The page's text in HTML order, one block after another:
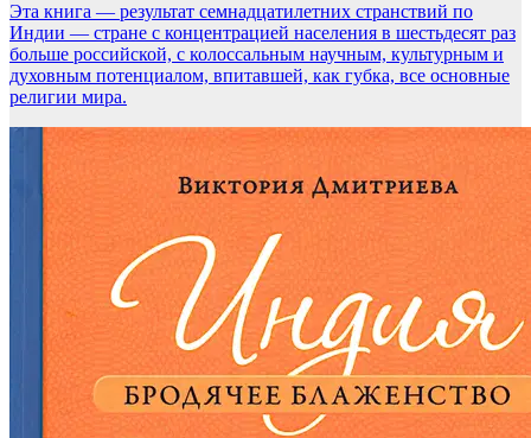
​Эта книга — результат семнадцатилетних странствий по
Индии — стране с концентрацией населения в шестьдесят раз
больше российской, с колоссальным научным, культурным и
духовным потенциалом, впитавшей, как губка, все основные
религии мира.